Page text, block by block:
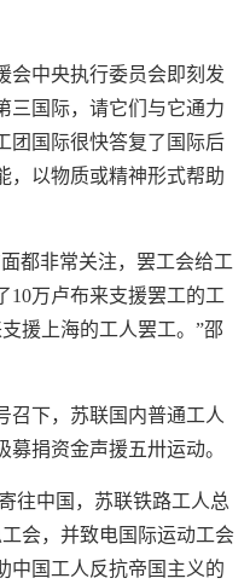
会中央执行委员会即刻发
三国际，请它们与它通力
团国际很快答复了国际后
，以物质或精神形式帮助
都非常关注，罢工会给工
10万卢布来支援罢工的工
援上海的工人罢工。”邵
召下，苏联国内普通工人
捐资金声援五卅运动。
往中国，苏联铁路工人总
会，并致电国际运动工会
中国工人反抗帝国主义的